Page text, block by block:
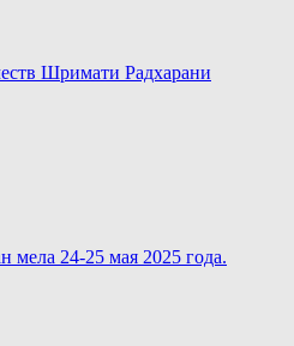
Шримати Радхарани
мела 24-25 мая 2025 года.